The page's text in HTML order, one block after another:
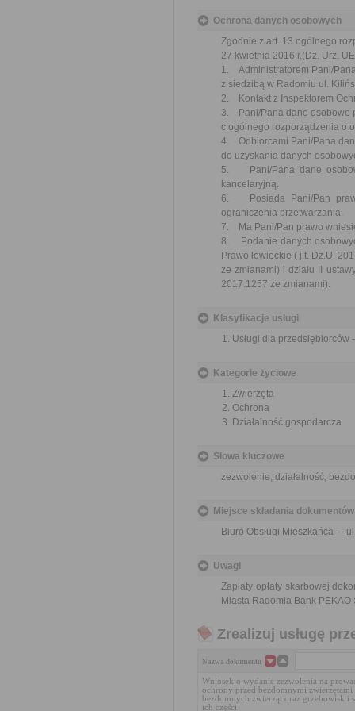
Ochrona danych osobowych
Zgodnie z art. 13 ogólnego
27 kwietnia 2016 r.(Dz. Urz.
1. Administratorem Pani/
z siedzibą w Radomiu ul.
2. Kontakt z Inspektorem
3. Pani/Pana dane osobowe
c ogólnego rozporządzenia o
4. Odbiorcami Pani/Pana
do uzyskania danych
5. Pani/Pana dane
kancelaryjną.
6. Posiada Pani/Pan
ograniczenia przetwarzania.
7. Ma Pani/Pan prawo
8. Podanie danych
Prawo łowieckie ( j.t. Dz.U.
ze zmianami) i działu II
2017.1257 ze zmianami).
Klasyfikacje usługi
Usługi dla przedsiębiorców
Kategorie życiowe
Zwierzęta
Ochrona
Działalność gospodarcza
Słowa kluczowe
zezwolenie, działalność,
Miejsce składania dokumentów
Biuro Obsługi Mieszkańca –
Uwagi
Zapłaty opłaty skarbowej
Miasta Radomia Bank
Zrealizuj usługę
Nazwa dokumentu
Wniosek o wydanie zezwolenia na
ochrony przed bezdomnymi zwierzętami
bezdomnych zwierząt oraz grzebowisk i
ich części